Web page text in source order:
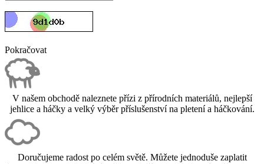
Pokračovat
V našem obchodě naleznete přízi z přírodních materiálů, nejlepší
jehlice a háčky a velký výběr příslušenství na pletení a háčkování.
Doručujeme radost po celém světě. Můžete jednoduše zaplatit